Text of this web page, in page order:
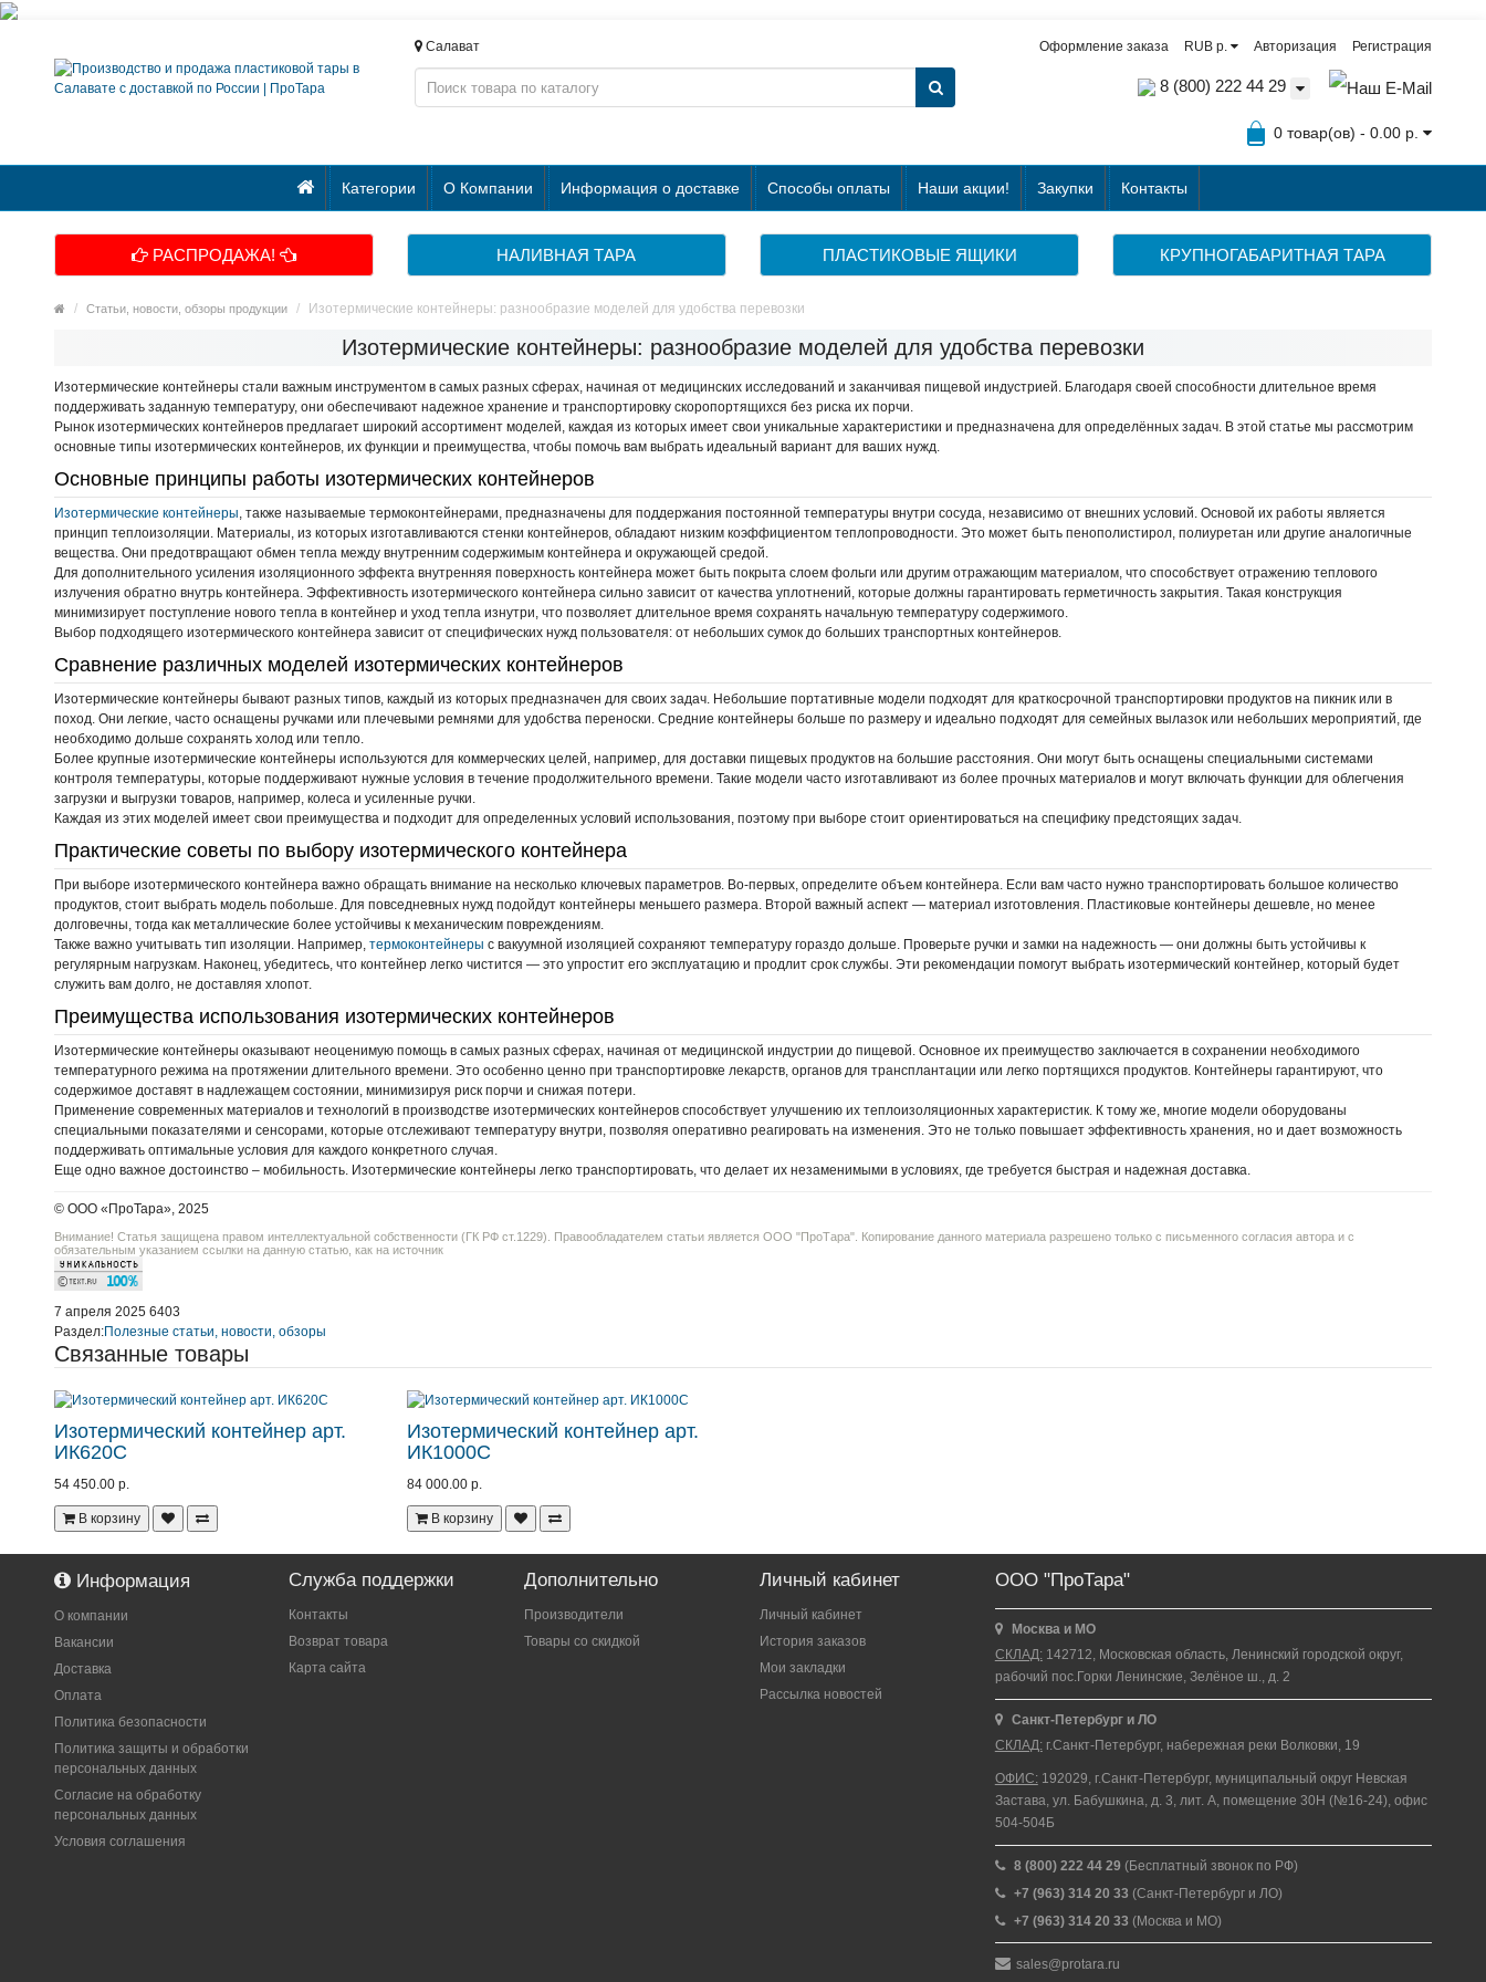
Салават Авторизация Регистрация
Оформление заказа RUB р.
8 (800) 222 44 29
0 товар(ов) - 0.00 р.
Категории О Компании Информация о доставке Способы оплаты Наши акции! Закупки Контакты
РАСПРОДАЖА! НАЛИВНАЯ ТАРА ПЛАСТИКОВЫЕ ЯЩИКИ КРУПНОГАБАРИТНАЯ ТАРА
Статьи, новости, обзоры продукции Изотермические контейнеры: разнообразие моделей для удобства перевозки
Изотермические контейнеры: разнообразие моделей для удобства перевозки
Изотермические контейнеры стали важным инструментом в самых разных сферах, начиная от медицинских исследований и заканчивая пищевой индустрией. Благодаря своей способности длительное время
поддерживать заданную температуру, они обеспечивают надежное хранение и транспортировку скоропортящихся без риска их порчи.
Рынок изотермических контейнеров предлагает широкий ассортимент моделей, каждая из которых имеет свои уникальные характеристики и предназначена для определённых задач. В этой статье мы рассмотрим
основные типы изотермических контейнеров, их функции и преимущества, чтобы помочь вам выбрать идеальный вариант для ваших нужд.
Основные принципы работы изотермических контейнеров
Изотермические контейнеры, также называемые термоконтейнерами, предназначены для поддержания постоянной температуры внутри сосуда, независимо от внешних условий. Основой их работы является
принцип теплоизоляции. Материалы, из которых изготавливаются стенки контейнеров, обладают низким коэффициентом теплопроводности. Это может быть пенополистирол, полиуретан или другие аналогичные
вещества. Они предотвращают обмен тепла между внутренним содержимым контейнера и окружающей средой.
Для дополнительного усиления изоляционного эффекта внутренняя поверхность контейнера может быть покрыта слоем фольги или другим отражающим материалом, что способствует отражению теплового
излучения обратно внутрь контейнера. Эффективность изотермического контейнера сильно зависит от качества уплотнений, которые должны гарантировать герметичность закрытия. Такая конструкция
минимизирует поступление нового тепла в контейнер и уход тепла изнутри, что позволяет длительное время сохранять начальную температуру содержимого.
Выбор подходящего изотермического контейнера зависит от специфических нужд пользователя: от небольших сумок до больших транспортных контейнеров.
Сравнение различных моделей изотермических контейнеров
Изотермические контейнеры бывают разных типов, каждый из которых предназначен для своих задач. Небольшие портативные модели подходят для краткосрочной транспортировки продуктов на пикник или в
поход. Они легкие, часто оснащены ручками или плечевыми ремнями для удобства переноски. Средние контейнеры больше по размеру и идеально подходят для семейных вылазок или небольших мероприятий, где
необходимо дольше сохранять холод или тепло.
Более крупные изотермические контейнеры используются для коммерческих целей, например, для доставки пищевых продуктов на большие расстояния. Они могут быть оснащены специальными системами
контроля температуры, которые поддерживают нужные условия в течение продолжительного времени. Такие модели часто изготавливают из более прочных материалов и могут включать функции для облегчения
загрузки и выгрузки товаров, например, колеса и усиленные ручки.
Каждая из этих моделей имеет свои преимущества и подходит для определенных условий использования, поэтому при выборе стоит ориентироваться на специфику предстоящих задач.
Практические советы по выбору изотермического контейнера
При выборе изотермического контейнера важно обращать внимание на несколько ключевых параметров. Во-первых, определите объем контейнера. Если вам часто нужно транспортировать большое количество
продуктов, стоит выбрать модель побольше. Для повседневных нужд подойдут контейнеры меньшего размера. Второй важный аспект — материал изготовления. Пластиковые контейнеры дешевле, но менее
долговечны, тогда как металлические более устойчивы к механическим повреждениям.
Также важно учитывать тип изоляции. Например, термоконтейнеры с вакуумной изоляцией сохраняют температуру гораздо дольше. Проверьте ручки и замки на надежность — они должны быть устойчивы к
регулярным нагрузкам. Наконец, убедитесь, что контейнер легко чистится — это упростит его эксплуатацию и продлит срок службы. Эти рекомендации помогут выбрать изотермический контейнер, который будет
служить вам долго, не доставляя хлопот.
Преимущества использования изотермических контейнеров
Изотермические контейнеры оказывают неоценимую помощь в самых разных сферах, начиная от медицинской индустрии до пищевой. Основное их преимущество заключается в сохранении необходимого
температурного режима на протяжении длительного времени. Это особенно ценно при транспортировке лекарств, органов для трансплантации или легко портящихся продуктов. Контейнеры гарантируют, что
содержимое доставят в надлежащем состоянии, минимизируя риск порчи и снижая потери.
Применение современных материалов и технологий в производстве изотермических контейнеров способствует улучшению их теплоизоляционных характеристик. К тому же, многие модели оборудованы
специальными показателями и сенсорами, которые отслеживают температуру внутри, позволяя оперативно реагировать на изменения. Это не только повышает эффективность хранения, но и дает возможность
поддерживать оптимальные условия для каждого конкретного случая.
Еще одно важное достоинство – мобильность. Изотермические контейнеры легко транспортировать, что делает их незаменимыми в условиях, где требуется быстрая и надежная доставка.
© ООО «ПроТара», 2025
Внимание! Статья защищена правом интеллектуальной собственности (ГК РФ ст.1229). Правообладателем статьи является ООО "ПроТара". Копирование данного материала разрешено только c письменного согласия автора и с
обязательным указанием ссылки на данную статью, как на источник
7 апреля 2025 6403
Раздел:Полезные статьи, новости, обзоры
Связанные товары
Изотермический контейнер арт.
ИК620С
54 450.00 р.
В корзину
Изотермический контейнер арт.
ИК1000С
84 000.00 р.
В корзину
Информация
О компании
Вакансии
Доставка
Оплата
Политика безопасности
Политика защиты и обработки
персональных данных
Согласие на обработку
персональных данных
Условия соглашения
Служба поддержки
Контакты
Возврат товара
Карта сайта
Дополнительно
Производители
Товары со скидкой
Личный кабинет
Личный кабинет
История заказов
Мои закладки
Рассылка новостей
ООО "ПроТара"
Москва и МО
СКЛАД:142712, Московская область, Ленинский городской округ,
рабочий пос.Горки Ленинские, Зелёное ш., д. 2
Санкт-Петербург и ЛО
СКЛАД:г.Санкт-Петербург, набережная реки Волковки, 19
ОФИС:192029, г.Санкт-Петербург, муниципальный округ Невская
Застава, ул. Бабушкина, д. 3, лит. А, помещение 30Н (№16-24), офис
504-504Б
8 (800) 222 44 29 (Бесплатный звонок по РФ)
+7 (963) 314 20 33 (Санкт-Петербург и ЛО)
+7 (963) 314 20 33 (Москва и МО)
sales@protara.ru